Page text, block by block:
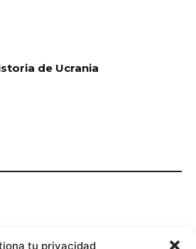
tu privacidad
de Ucrania